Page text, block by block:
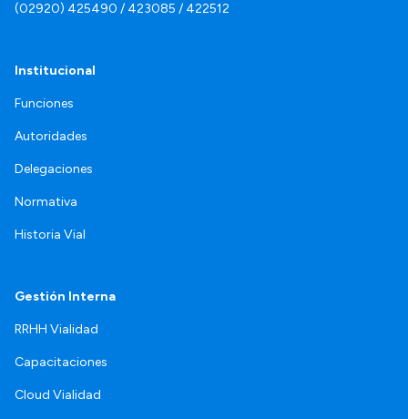
(02920) 425490 / 423085 / 422512
Institucional
Funciones
Autoridades
Delegaciones
Normativa
Historia Vial
Gestión Interna
RRHH Vialidad
Capacitaciones
Cloud Vialidad